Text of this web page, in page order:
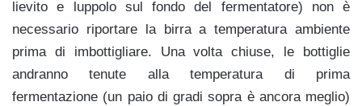
lievito e luppolo sul fondo del fermentatore) non è
necessario riportare la birra a temperatura ambiente
prima di imbottigliare. Una volta chiuse, le bottiglie
andranno tenute alla temperatura di prima
fermentazione (un paio di gradi sopra è ancora meglio)